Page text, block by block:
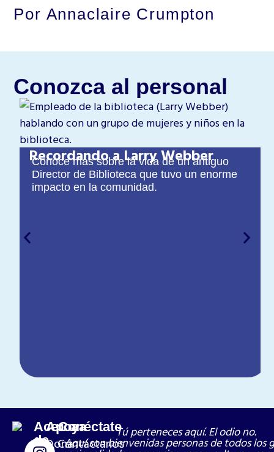
Por Annaclaire Crumpton
Conozca al personal
Recordando a Larry Webber
Conoce más sobre la vida de un antiguo
Director de Biblioteca que tuvo un enorme
impacto en la comunidad.
Acerca
de
Apoya
Dona
Conéctate
Contáctanos
Tú perteneces aquí. El odio no.
Aquí son bienvenidas personas de todos los